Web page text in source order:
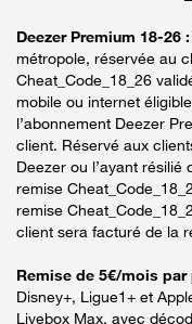
Deezer Premium 18-26 :
métropole, réservée au
Cheat_Code_18_26
mobile ou internet
l’abonnement Deezer
client. Réservé aux
Deezer ou l’ayant
remise
remise
client sera facturé de la
Remise de 5€/mois par
Disney+, Ligue1+ et
Livebox Max, avec